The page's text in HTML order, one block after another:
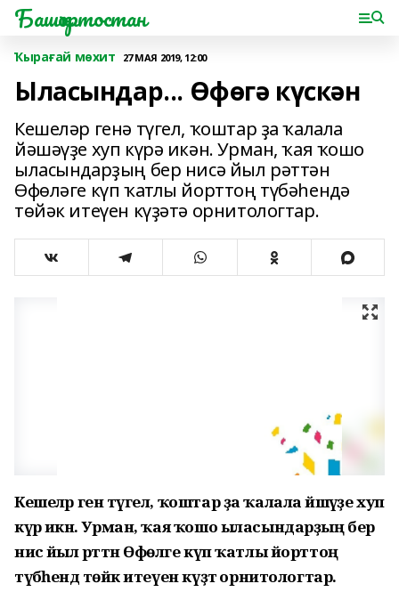
Башҡортостан
Ҡырағай мөхит 27 МАЯ 2019, 12:00
Ыласындар... Өфөгә күскән
Кешеләр генә түгел, ҡоштар ҙа ҡалала
йәшәүҙе хуп күрә икән. Урман, ҡая ҡошо
ыласындарҙың бер нисә йыл рәттән
Өфөләге күп ҡатлы йорттоң түбәһендә
төйәк итеүен күҙәтә орнитологтар.
Кешеләр генә түгел, ҡоштар ҙа ҡалала йәшәүҙе хуп
күрә икән. Урман, ҡая ҡошо ыласындарҙың бер
нисә йыл рәттән Өфөләге күп ҡатлы йорттоң
түбәһендә төйәк итеүен күҙәтә орнитологтар.